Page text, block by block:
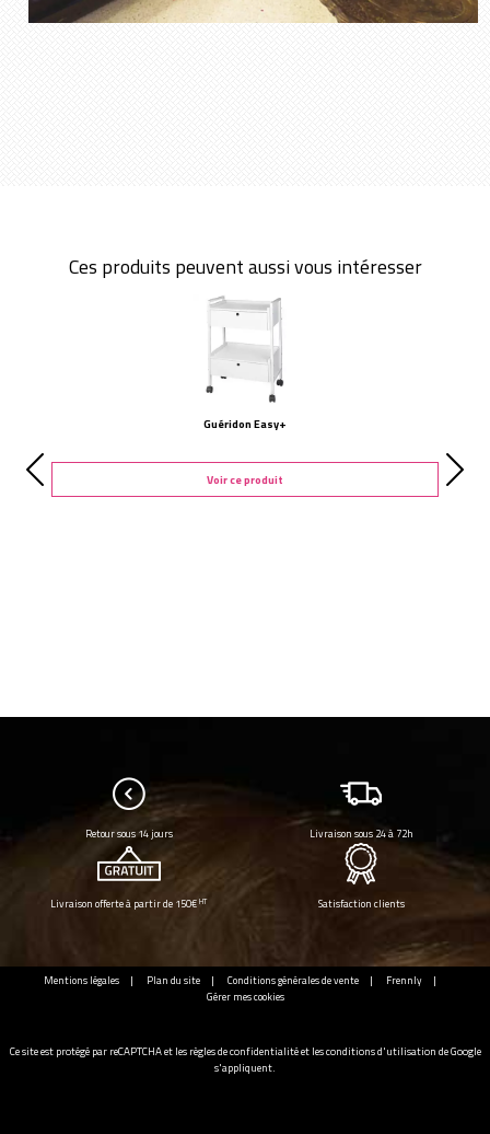
Ces produits peuvent aussi vous intéresser
Guéridon Easy+
Voir ce produit
Retour sous 14 jours Livraison sous 24 à 72h
Livraison offerte à partir de 150€HT Satisfaction clients
Mentions légales Plan du site Conditions générales de vente
Frennly
Gérer mes cookies
Ce site est protégé par reCAPTCHA et les règles de confidentialitéet lesconditions d'utilisation de Google
s'appliquent.